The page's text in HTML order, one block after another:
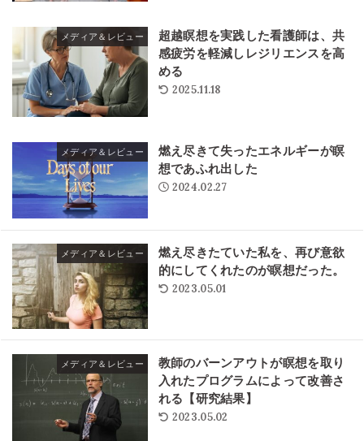
メディア＆レビュー
超越瞑想を実践した看護師は、共
感疲労を軽減しレジリエンスを高
める
2025.11.18
メディア＆レビュー
燃え尽きて失ったエネルギーが瞑
想であふれ出した
2024.02.27
メディア＆レビュー
燃え尽きたていた私を、再び意欲
的にしてくれたのが瞑想だった。
2023.05.01
メディア＆レビュー
教師のバーンアウトが瞑想を取り
入れたプログラムによって改善さ
れる【研究結果】
2023.05.02